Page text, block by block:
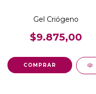
Gel Criógeno
$9.875,00
COMPRAR